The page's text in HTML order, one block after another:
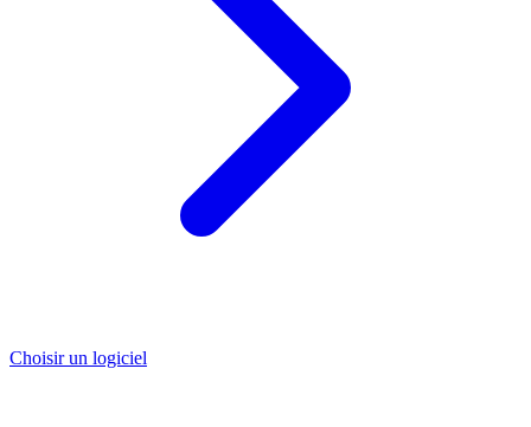
Choisir un logiciel